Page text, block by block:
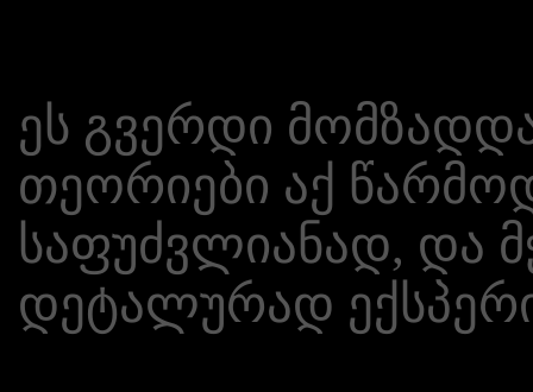
ეს გვერდი
თეორიები აქ
საფუძვლიანად, და
დეტალურად